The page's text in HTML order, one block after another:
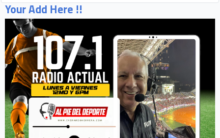
Your Add Here !!